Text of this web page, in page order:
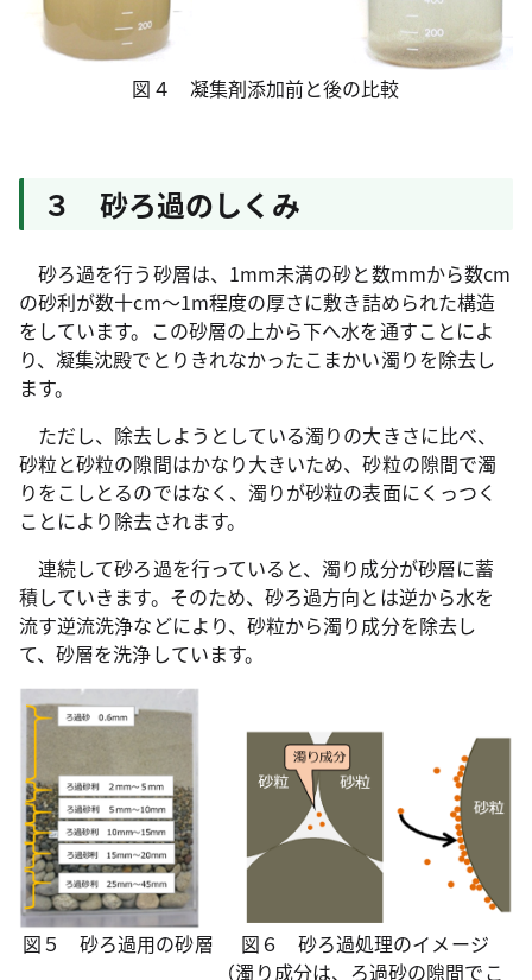
図４ 凝集剤添加前と後の比較
３ 砂ろ過のしくみ
砂ろ過を行う砂層は、1mm未満の砂と数mmから数cm
の砂利が数十cm～1m程度の厚さに敷き詰められた構造
をしています。この砂層の上から下へ水を通すことによ
り、凝集沈殿でとりきれなかったこまかい濁りを除去し
ます。
ただし、除去しようとしている濁りの大きさに比べ、
砂粒と砂粒の隙間はかなり大きいため、砂粒の隙間で濁
りをこしとるのではなく、濁りが砂粒の表面にくっつく
ことにより除去されます。
連続して砂ろ過を行っていると、濁り成分が砂層に蓄
積していきます。そのため、砂ろ過方向とは逆から水を
流す逆流洗浄などにより、砂粒から濁り成分を除去し
て、砂層を洗浄しています。
図５ 砂ろ過用の砂層
図６ 砂ろ過処理のイメージ
（濁り成分は、ろ過砂の隙間でこ